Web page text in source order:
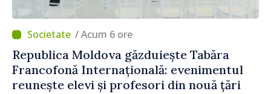
/ Acum 6 ore
Republica Moldova găzduiește Tabăra
Francofonă Internațională: evenimentul
reunește elevi și profesori din nouă țări